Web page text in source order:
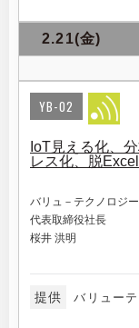
2.21(金)
YB-02
IoT見える化、
レス化、脱
バリュ－テクノロジー
代表取締役社長
桜井 洪明
提供 バリュー